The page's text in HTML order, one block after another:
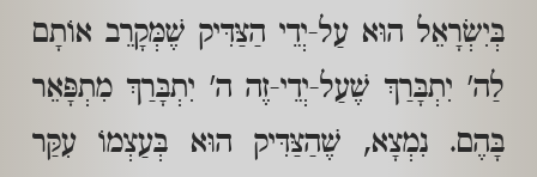
בְּיִשְׂרָאֵל הוּא עַל-יְדֵי הַצַּדִּיק שֶׁמְּקָרֵב אוֹתָם
לַה' יִתְבָּרַךְ שֶׁעַל-יְדֵי-זֶה ה' יִתְבָּרַךְ מִתְפָּאֵר
בָּהֶם. נִמְצָא, שֶׁהַצַּדִּיק הוּא בְּעַצְמוֹ עִקַּר